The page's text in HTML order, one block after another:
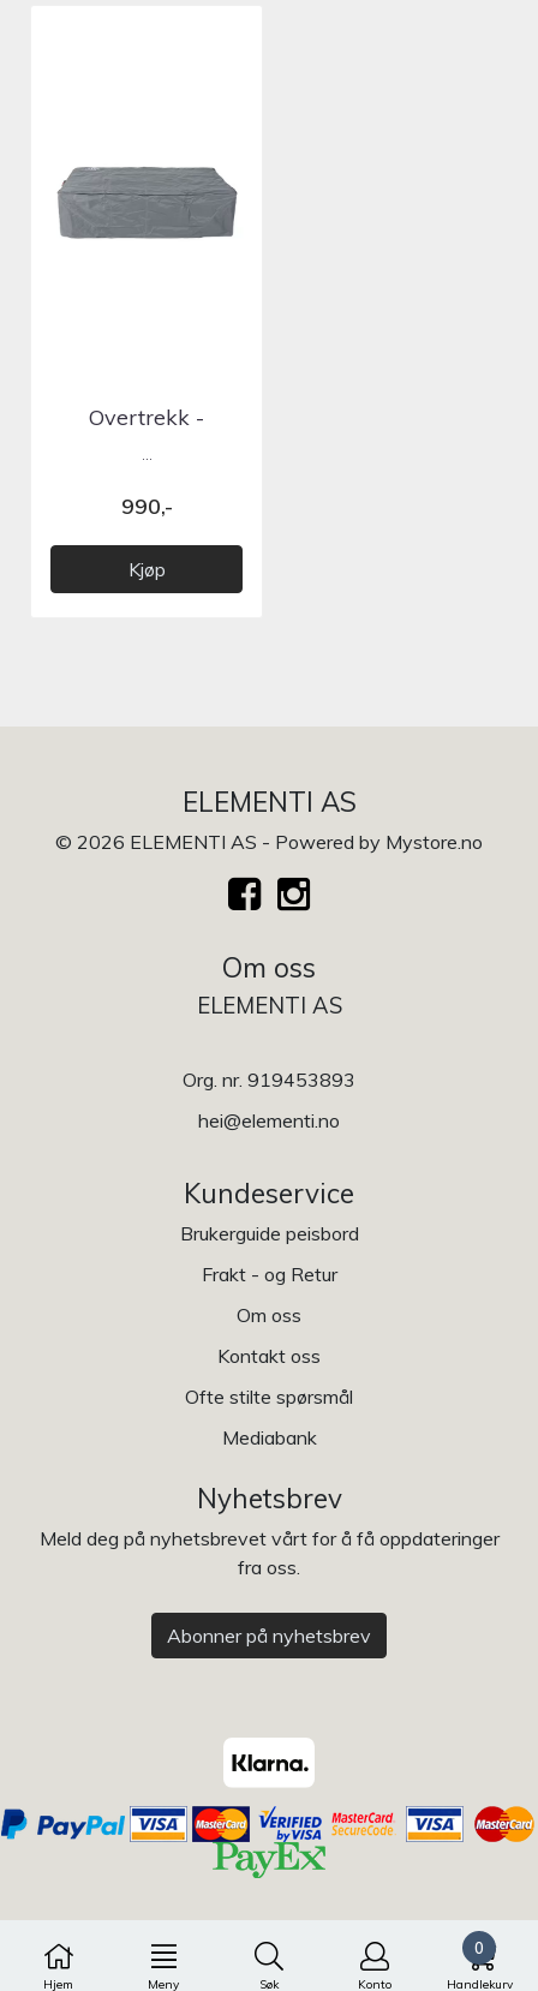
Hjem Meny Søk Konto
0
Handlekurv
Overtrekk -
990,-
Kjøp
ELEMENTI AS
© 2026 ELEMENTI AS - Powered by Mystore.no
Om oss
ELEMENTI AS
Org. nr. 919453893
hei@elementi.no
Kundeservice
Brukerguide peisbord
Frakt - og Retur
Om oss
Kontakt oss
Ofte stilte spørsmål
Mediabank
Nyhetsbrev
Meld deg på nyhetsbrevet vårt for å få oppdateringer
fra oss.
Abonner på nyhetsbrev